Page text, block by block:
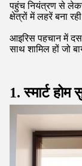
पहुंच नियंत्रण से
क्षेत्रों में लहरें बना
आइरिस पहचान में दस
साथ शामिल हों जो
1. स्मार्ट होम